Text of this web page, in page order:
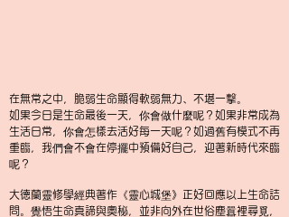
在無常之中，脆弱生命顯得軟弱無力、不堪一擊。
如果今日是生命最後一天，你會做什麼呢？ 如果非常成為
生活日常，你會怎樣去活好每一天呢？ 如過舊有模式不再
重臨，我們會不會在停擺中預備好自己， 迎著新時代來臨
呢？
大德蘭靈修學經典著作《靈心城堡》正好回應以上生命詰
問。 覺悟生命真諦與奧秘，並非向外在世俗塵囂裡尋覓，